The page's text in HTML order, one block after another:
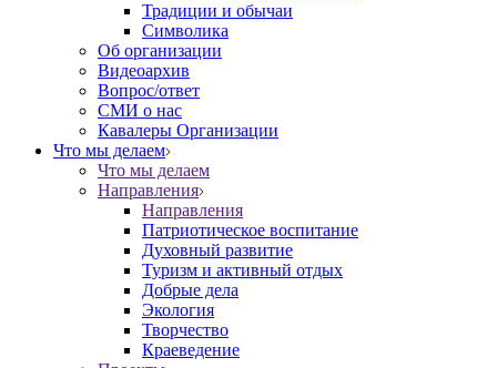
Традиции и обычаи
Символика
Об организации
Видеоархив
Вопрос/ответ
СМИ о нас
Кавалеры Организации
Что мы делаем
Что мы делаем
Направления
Направления
Патриотическое воспитание
Духовный развитие
Туризм и активный отдых
Добрые дела
Экология
Творчество
Краеведение